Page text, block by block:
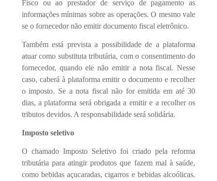
Fisco ou ao prestador de serviço de pagamento as
informações mínimas sobre as operações. O mesmo vale
se o fornecedor não emitir documento fiscal eletrônico.
Também está prevista a possibilidade de a plataforma
atuar como substituta tributária, com o consentimento do
fornecedor, quando ele não emitir a nota fiscal. Nesse
caso, caberá à plataforma emitir o documento e recolher
o imposto. Se a nota fiscal não for emitida em até 30
dias, a plataforma será obrigada a emitir e a recolher os
tributos devidos. A responsabilidade será solidária.
Imposto seletivo
O chamado Imposto Seletivo foi criado pela reforma
tributária para atingir produtos que fazem mal à saúde,
como bebidas açucaradas, cigarros e bebidas alcoólicas.